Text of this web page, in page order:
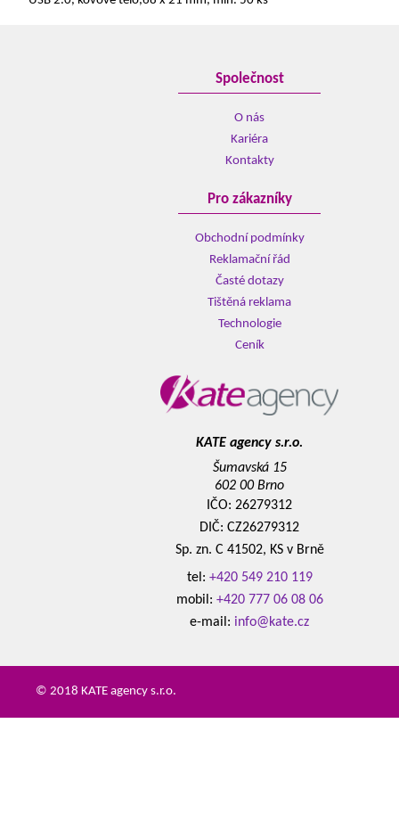
Společnost
O nás
Kariéra
Kontakty
Pro zákazníky
Obchodní podmínky
Reklamační řád
Časté dotazy
Tištěná reklama
Technologie
Ceník
KATE agency s.r.o.
Šumavská 15
602 00 Brno
IČO: 26279312
DIČ: CZ26279312
Sp. zn. C 41502, KS v Brně
tel: +420 549 210 119
mobil: +420 777 06 08 06
e-mail: info@kate.cz
© 2018 KATE agency s.r.o.